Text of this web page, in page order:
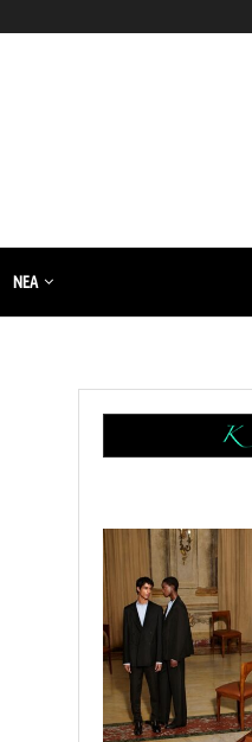
ΝΈΑ